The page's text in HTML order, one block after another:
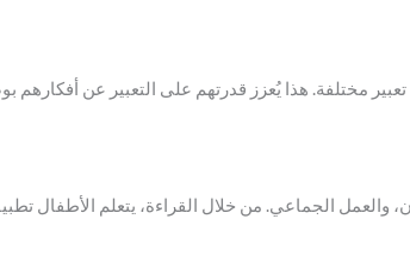
مختلفة. هذا يُعزز قدرتهم على التعبير عن أفكارهم
الجماعي. من خلال القراءة، يتعلم الأطفال